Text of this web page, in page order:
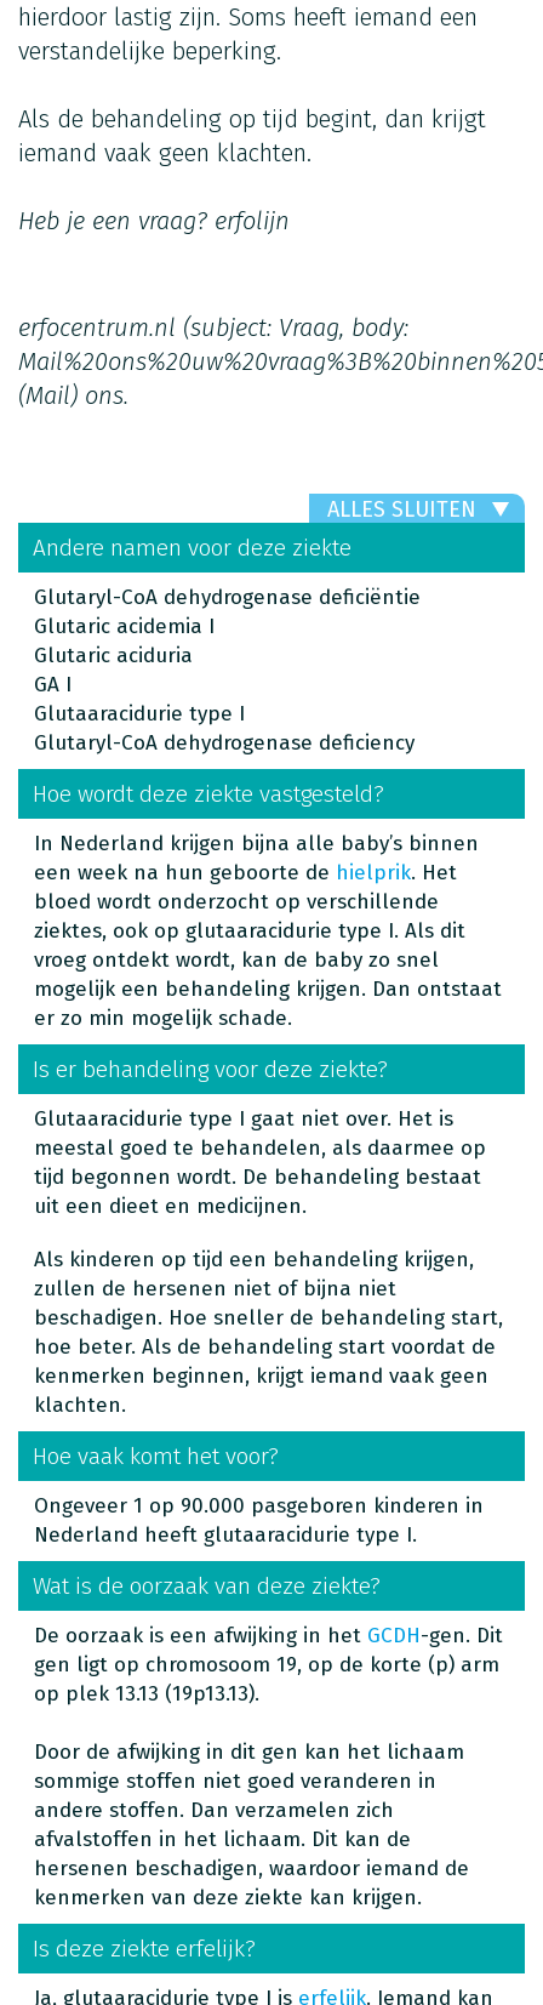
hierdoor lastig zijn. Soms heeft iemand een
verstandelijke beperking.
Als de behandeling op tijd begint, dan krijgt
iemand vaak geen klachten.
Heb je een vraag? erfolijn
erfocentrum.nl (subject: Vraag, body:
(Mail) ons.
ALLES SLUITEN
Andere namen voor deze ziekte
Glutaryl-CoA dehydrogenase deficiëntie
Glutaric acidemia I
Glutaric aciduria
GA I
Glutaaracidurie type I
Glutaryl-CoA dehydrogenase deficiency
Hoe wordt deze ziekte vastgesteld?
In Nederland krijgen bijna alle baby’s binnen
een week na hun geboorte de hielprik. Het
bloed wordt onderzocht op verschillende
ziektes, ook op glutaaracidurie type I. Als dit
vroeg ontdekt wordt, kan de baby zo snel
mogelijk een behandeling krijgen. Dan ontstaat
er zo min mogelijk schade.
Is er behandeling voor deze ziekte?
Glutaaracidurie type I gaat niet over. Het is
meestal goed te behandelen, als daarmee op
tijd begonnen wordt. De behandeling bestaat
uit een dieet en medicijnen.
Als kinderen op tijd een behandeling krijgen,
zullen de hersenen niet of bijna niet
beschadigen. Hoe sneller de behandeling start,
hoe beter. Als de behandeling start voordat de
kenmerken beginnen, krijgt iemand vaak geen
klachten.
Hoe vaak komt het voor?
Ongeveer 1 op 90.000 pasgeboren kinderen in
Nederland heeft glutaaracidurie type I.
Wat is de oorzaak van deze ziekte?
De oorzaak is een afwijking in het GCDH-gen. Dit
gen ligt op chromosoom 19, op de korte (p) arm
op plek 13.13 (19p13.13).
Door de afwijking in dit gen kan het lichaam
sommige stoffen niet goed veranderen in
andere stoffen. Dan verzamelen zich
afvalstoffen in het lichaam. Dit kan de
hersenen beschadigen, waardoor iemand de
kenmerken van deze ziekte kan krijgen.
Is deze ziekte erfelijk?
Ja, glutaaracidurie type I is erfelijk. Iemand kan